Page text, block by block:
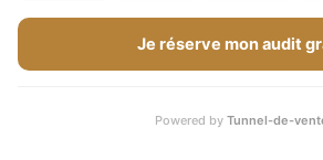
Je réserve mon audit
Powered by Tunnel-de-